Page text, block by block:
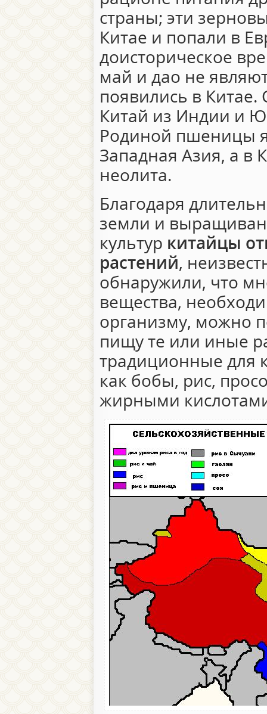
страны; эти
Китае и попали в
доисторическое
май и дао не
появились в Китае.
Китай из Индии и
Родиной пшеницы
Западная Азия, а в
неолита.
Благодаря
земли и
культур китайцы
растений,
обнаружили, что
вещества,
организму, можно
пищу те или иные
традиционные для
как бобы, рис,
жирными